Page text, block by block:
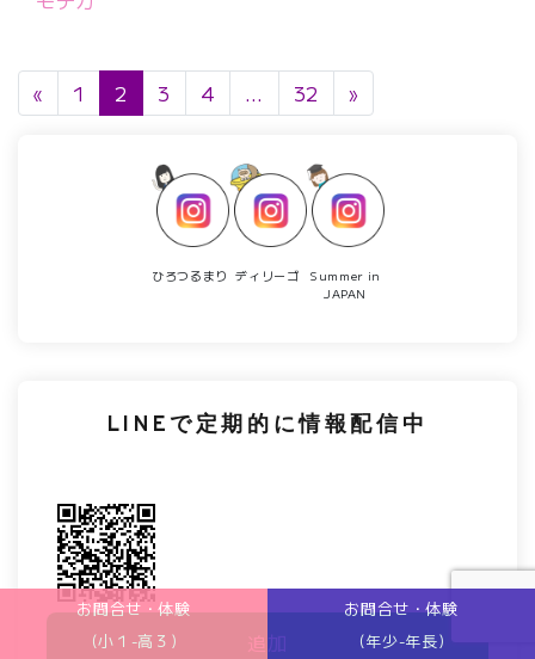
投稿ナビゲーション
« 1 2 3 4 … 32 »
ひろつるまり ディリーゴ
Summer in
JAPAN
LINEで定期的に情報配信中
追加
お問合せ・体験
(小１-高３)
お問合せ・体験
(年少-年長)